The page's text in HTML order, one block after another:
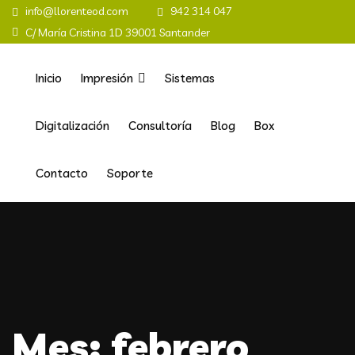
info@llorenteod.com
942 314 047
C/ María Cristina 1D 39001 Santander
Inicio Impresión Sistemas
Digitalización Consultoría Blog Box
Contacto Soporte